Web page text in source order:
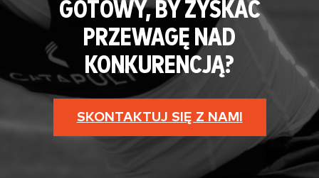
GOTOWY, BY ZYSKAĆ
PRZEWAGĘ NAD
KONKURENCJĄ?
SKONTAKTUJ SIĘ Z NAMI